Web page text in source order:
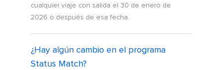
cualquier viaje con salida el 30 de enero de
2026 o después de esa fecha.
¿Hay algún cambio en el programa
Status Match?